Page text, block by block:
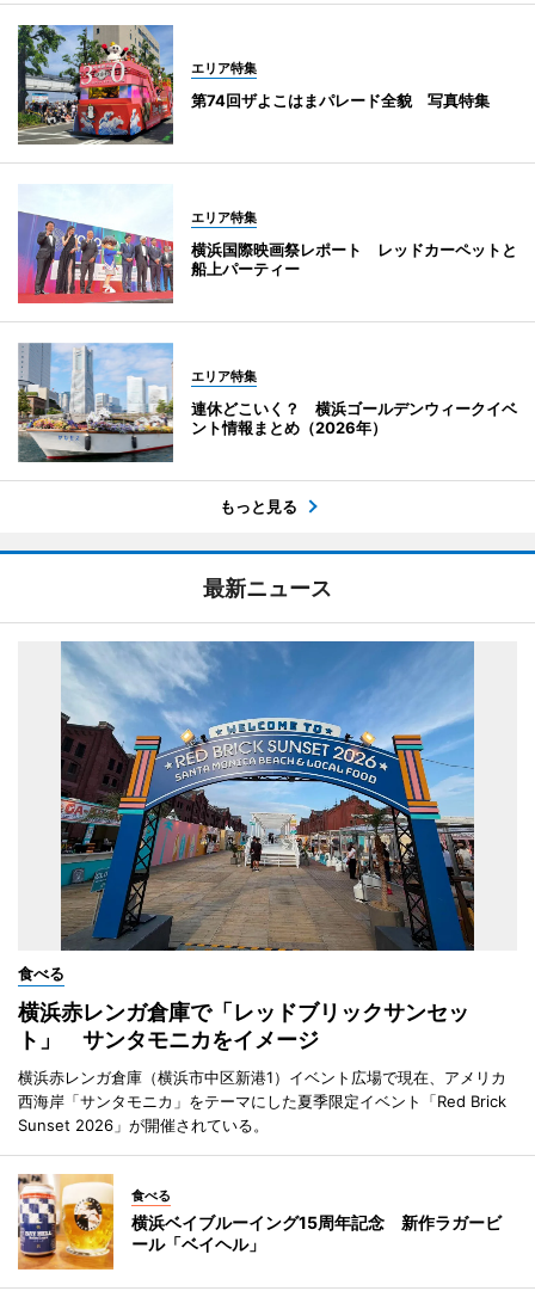
エリア特集
第74回ザよこはまパレード全貌 写真特集
エリア特集
横浜国際映画祭レポート レッドカーペットと
船上パーティー
エリア特集
連休どこいく？ 横浜ゴールデンウィークイベ
ント情報まとめ（2026年）
もっと見る
最新ニュース
食べる
横浜赤レンガ倉庫で「レッドブリックサンセッ
ト」 サンタモニカをイメージ
横浜赤レンガ倉庫（横浜市中区新港1）イベント広場で現在、アメリカ
西海岸「サンタモニカ」をテーマにした夏季限定イベント「Red Brick
Sunset 2026」が開催されている。
食べる
横浜ベイブルーイング15周年記念 新作ラガービ
ール「ベイヘル」